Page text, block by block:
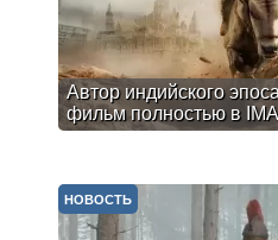
Автор индийского
фильм полностью в
НОВОСТЬ